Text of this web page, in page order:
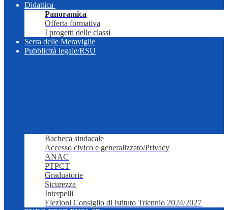
Didattica
Panoramica
Offerta formativa
I progetti delle classi
Serra delle Meraviglie
Pubblicità legale/RSU
Bacheca sindacale
Accesso civico e generalizzato/Privacy
ANAC
PTPCT
Graduatorie
Sicurezza
Interpelli
Elezioni Consiglio di istituto Triennio 2024/2027